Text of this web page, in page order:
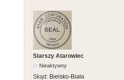
Starszy Atarowiec
Nieaktywny
Skąd: Bielsko-Biała